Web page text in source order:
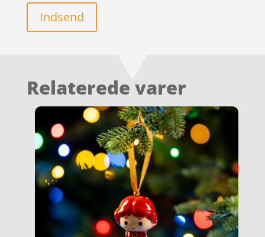
Indsend
Relaterede varer